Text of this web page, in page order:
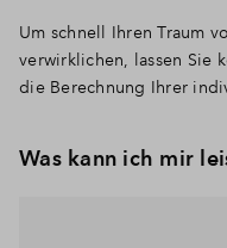
Um schnell Ihren Traum
verwirklichen, lassen Sie
die Berechnung Ihrer
Was kann ich mir